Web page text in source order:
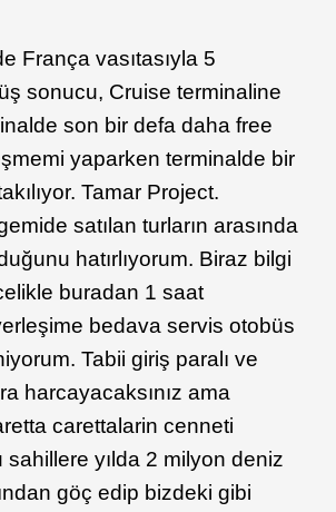
França vasıtasıyla 5
sonucu, Cruise terminaline
son bir defa daha free
yaparken terminalde bir
Tamar Project.
satılan turların arasında
hatırlıyorum. Biraz bilgi
buradan 1 saat
bedava servis otobüs
Tabii giriş paralı ve
harcayacaksınız ama
carettalarin cenneti
yılda 2 milyon deniz
göç edip bizdeki gibi